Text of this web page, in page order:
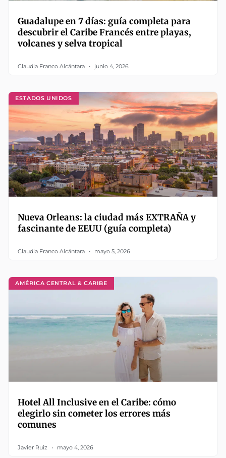
Guadalupe en 7 días: guía completa para
descubrir el Caribe Francés entre playas,
volcanes y selva tropical
Claudia Franco Alcántara junio 4, 2026
ESTADOS UNIDOS
Nueva Orleans: la ciudad más EXTRAÑA y
fascinante de EEUU (guía completa)
Claudia Franco Alcántara mayo 5, 2026
AMÉRICA CENTRAL & CARIBE
Hotel All Inclusive en el Caribe: cómo
elegirlo sin cometer los errores más
comunes
Javier Ruiz mayo 4, 2026